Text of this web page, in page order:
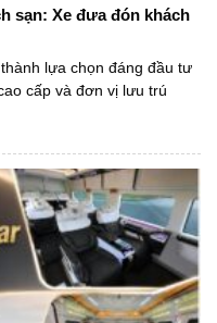
sạn: Xe đưa đón khách
lựa chọn đáng đầu tư
cấp và đơn vị lưu trú
VIP....